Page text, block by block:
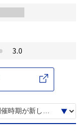
3.0